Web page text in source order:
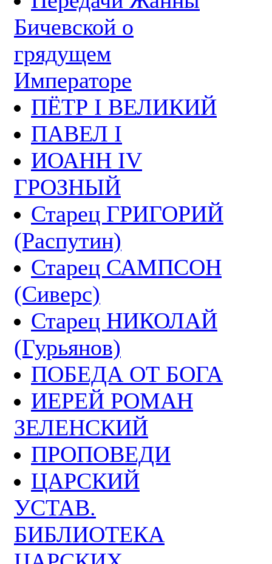
Бичевской о
грядущем
Императоре
ПЁТР I ВЕЛИКИЙ
ПАВЕЛ I
ИОАНН IV
ГРОЗНЫЙ
Старец ГРИГОРИЙ
(Распутин)
Старец САМПСОН
(Сиверс)
Старец НИКОЛАЙ
(Гурьянов)
ПОБЕДА ОТ БОГА
ИЕРЕЙ РОМАН
ЗЕЛЕНСКИЙ
ПРОПОВЕДИ
ЦАРСКИЙ
УСТАВ.
БИБЛИОТЕКА